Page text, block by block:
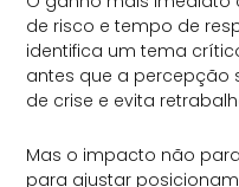
de risco e tempo de
identifica um tema
antes que a percepção
de crise e evita
Mas o impacto não
para ajustar